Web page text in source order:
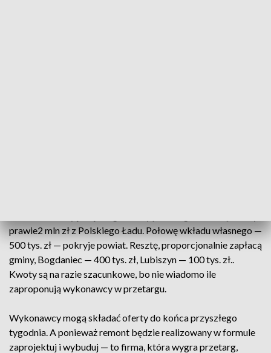
prawie2 mln zł z Polskiego Ładu. Połowę wkładu własnego —
500 tys. zł — pokryje powiat. Resztę, proporcjonalnie zapłacą
gminy, Bogdaniec — 400 tys. zł, Lubiszyn — 100 tys. zł..
Kwoty są na razie szacunkowe, bo nie wiadomo ile
zaproponują wykonawcy w przetargu.
Wykonawcy mogą składać oferty do końca przyszłego
tygodnia. A ponieważ remont będzie realizowany w formule
zaprojektuj i wybuduj — to firma, która wygra przetarg,